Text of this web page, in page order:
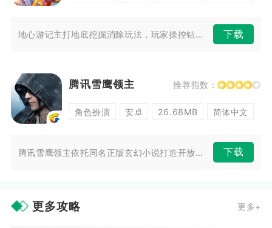
地心游记主打地底挖掘消除玩法，玩家操控钻头探险家一路向地下深处前进，一... 下载
腾讯雪鹰领主 推荐指数：
角色扮演 安卓 26.68MB 简体中文
腾讯雪鹰领主依托同名正版玄幻小说打造开放式MMORPG大世界，把原著剧... 下载
更多攻略 更多+